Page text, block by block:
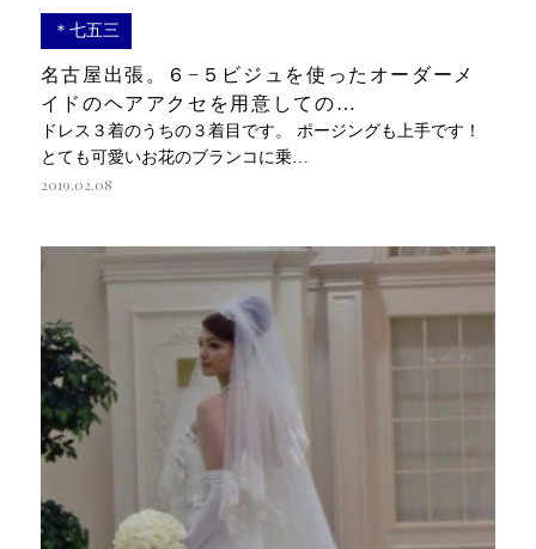
＊七五三
名古屋出張。６−５ビジュを使ったオーダーメ
イドのヘアアクセを用意しての…
ドレス３着のうちの３着目です。 ポージングも上手です！
とても可愛いお花のブランコに乗…
2019.02.08